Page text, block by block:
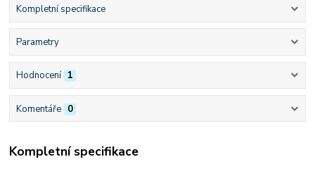
Kompletní specifikace
Parametry
Hodnocení 1
Komentáře 0
Kompletní specifikace